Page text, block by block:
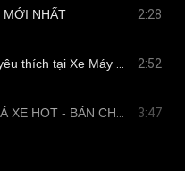
MỚI NHẤT 2:28
2:52
3:47